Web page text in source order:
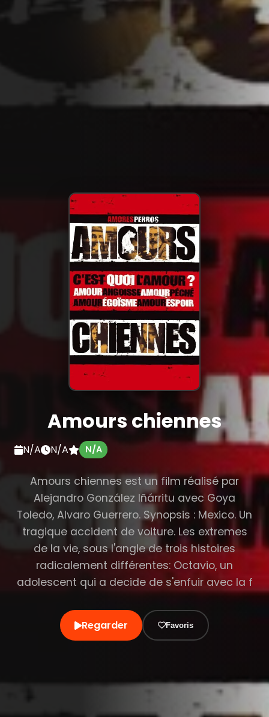
Amours chiennes
N/A N/A N/A
Amours chiennes est un film réalisé par
Alejandro González Iñárritu avec Goya
Toledo, Alvaro Guerrero. Synopsis : Mexico. Un
tragique accident de voiture. Les extremes
de la vie, sous l'angle de trois histoires
radicalement différentes: Octavio, un
adolescent qui a decide de s'enfuir avec la f
Regarder Favoris